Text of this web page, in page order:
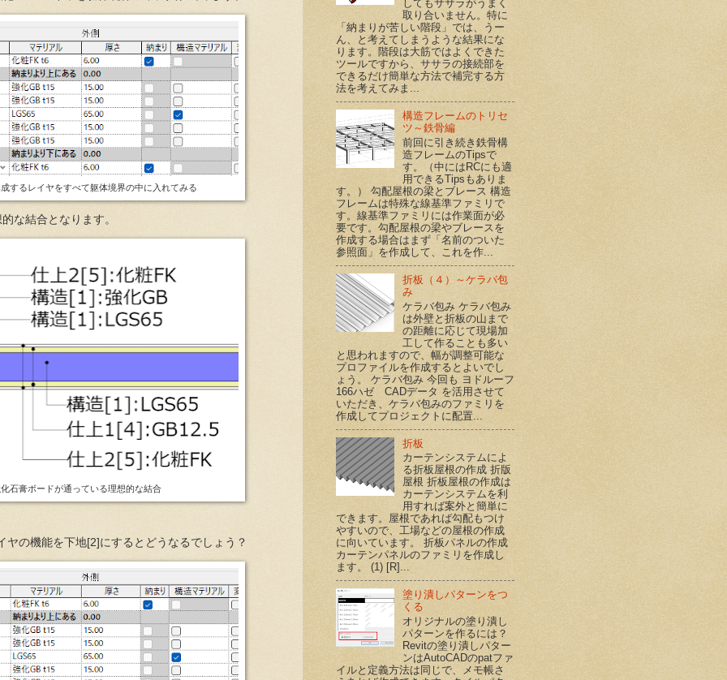
するレイヤをすべて躯体境界の中に入れてみる
な結合となります。
石膏ボードが通っている理想的な結合
ヤの機能を下地[2]にするとどうなるでしょう？
してもササラがうまく
取り合いません。特に
「納まりが苦しい階段」では、うー
ん、と考えてしまうような結果にな
ります。階段は大筋ではよくできた
ツールですから、ササラの接続部を
できるだけ簡単な方法で補完する方
法を考えてみま...
構造フレームのトリセ
ツ～鉄骨編
前回に引き続き鉄骨構
造フレームのTipsで
す。（中にはRCにも適
用できるTipsもありま
す。） 勾配屋根の梁とブレース 構造
フレームは特殊な線基準ファミリで
す。線基準ファミリには作業面が必
要です。勾配屋根の梁やブレースを
作成する場合はまず「名前のついた
参照面」を作成して、これを作...
折板（４）～ケラバ包
み
ケラバ包み ケラバ包み
は外壁と折板の山まで
の距離に応じて現場加
工して作ることも多い
と思われますので、幅が調整可能な
プロファイルを作成するとよいでし
ょう。 ケラバ包み 今回も ヨドルーフ
166ハゼ CADデータ を活用させて
いただき、ケラバ包みのファミリを
作成してプロジェクトに配置...
折板
カーテンシステムによ
る折板屋根の作成 折版
屋根 折板屋根の作成は
カーテンシステムを利
用すれば案外と簡単に
できます。屋根であれば勾配もつけ
やすいので、工場などの屋根の作成
に向いています。 折板パネルの作成
カーテンパネルのファミリを作成し
ます。 (1) [R]...
塗り潰しパターンをつ
くる
オリジナルの塗り潰し
パターンを作るには？
Revitの塗り潰しパター
ンはAutoCADのpatファ
イルと定義方法は同じで、メモ帳さ